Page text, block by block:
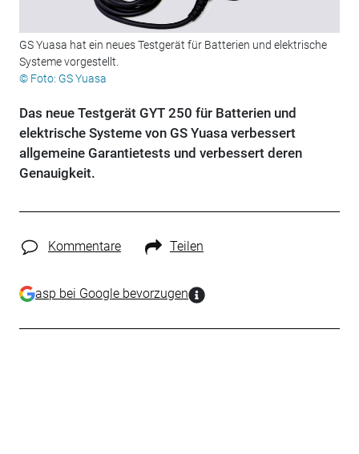
GS Yuasa hat ein neues Testgerät für Batterien und elektrische
Systeme vorgestellt.
© Foto: GS Yuasa
Das neue Testgerät GYT 250 für Batterien und
elektrische Systeme von GS Yuasa verbessert
allgemeine Garantietests und verbessert deren
Genauigkeit.
Kommentare Teilen
asp bei Google bevorzugen